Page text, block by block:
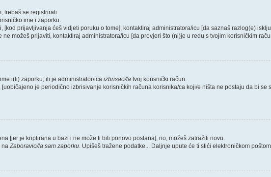
trebaš se registrirati.
ime i zaporku.
[kod prijavljivanja ćeš vidjeti poruku o tome], kontaktiraj administratora/icu [da saznaš razlog(e)
možeš prijaviti, kontaktiraj administratora/icu [da provjeri što (ni)je u redu s tvojim korisničkim
i(li) zaporku; ili je administrator/ica izbrisao/la tvoj korisnički račun.
je periodično izbrisivanje korisničkih računa korisnika/ca koji/e ništa ne postaju da bi
[jer je kriptirana u bazi i ne može ti biti ponovo poslana], no, možeš zatražiti novu.
na Zaboravio/la sam zaporku . Upišeš tražene podatke... Daljnje upute će ti stići elektroničkom poštom.